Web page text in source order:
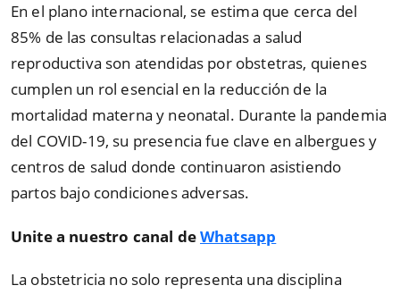
En el plano internacional, se estima que cerca del
85% de las consultas relacionadas a salud
reproductiva son atendidas por obstetras, quienes
cumplen un rol esencial en la reducción de la
mortalidad materna y neonatal. Durante la pandemia
del COVID-19, su presencia fue clave en albergues y
centros de salud donde continuaron asistiendo
partos bajo condiciones adversas.
Unite a nuestro canal deWhatsapp
La obstetricia no solo representa una disciplina